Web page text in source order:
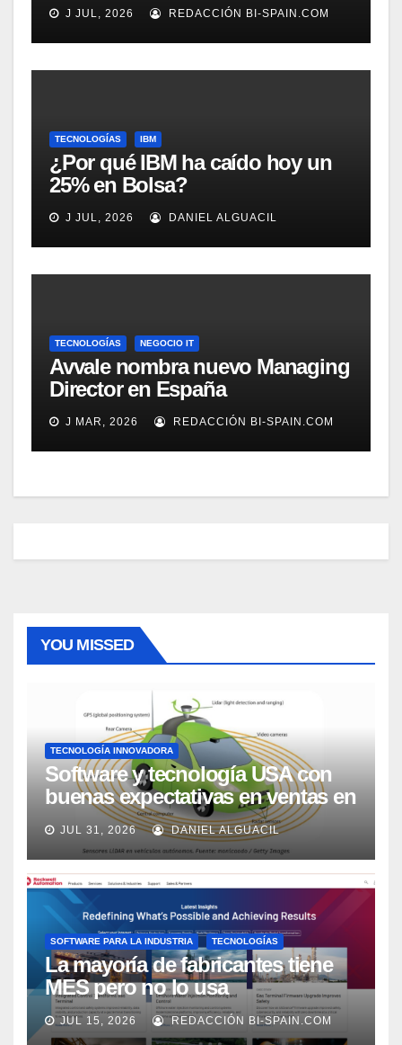
Rockwell Automation
J JUL, 2026 REDACCIÓN BI-SPAIN.COM
TECNOLOGÍAS IBM
¿Por qué IBM ha caído hoy un
25% en Bolsa?
J JUL, 2026 DANIEL ALGUACIL
TECNOLOGÍAS NEGOCIO IT
Avvale nombra nuevo Managing
Director en España
J MAR, 2026 REDACCIÓN BI-SPAIN.COM
YOU MISSED
TECNOLOGÍA INNOVADORA
Software y tecnología USA con
buenas expectativas en ventas en
los próximos 2 años, según
Market Watch
JUL 31, 2026 DANIEL ALGUACIL
SOFTWARE PARA LA INDUSTRIA TECNOLOGÍAS
La mayoría de fabricantes tiene
MES pero no lo usa
adecuadamente, según Rockwell
Automation
JUL 15, 2026 REDACCIÓN BI-SPAIN.COM